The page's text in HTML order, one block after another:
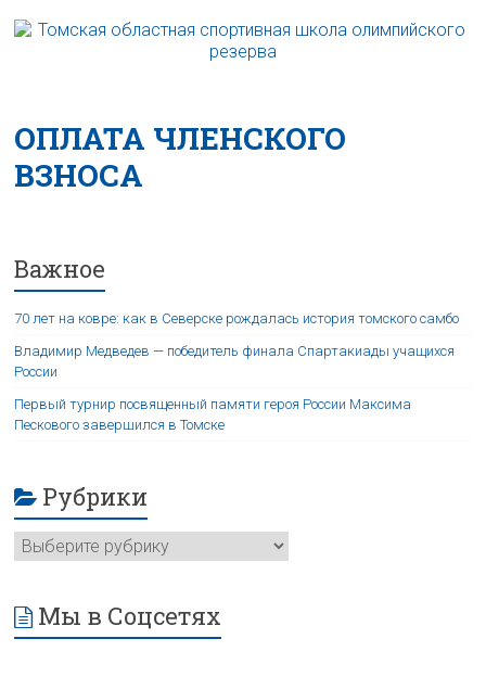
ОПЛАТА ЧЛЕНСКОГО
ВЗНОСА
Важное
70 лет на ковре: как в Северске рождалась история томского самбо
Владимир Медведев — победитель финала Спартакиады учащихся
России
Первый турнир посвященный памяти героя России Максима
Пескового завершился в Томске
Рубрики
Мы в Соцсетях